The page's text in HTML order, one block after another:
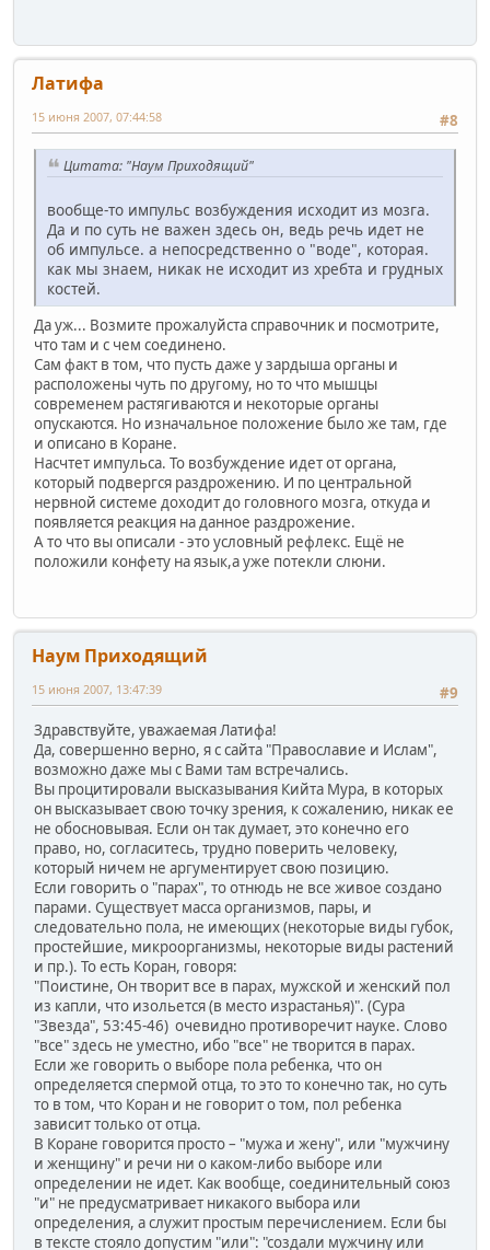
Латифа
#8
15 июня 2007, 07:44:58
Цитата: "Наум Приходящий"
вообще-то импульс возбуждения исходит из мозга.
Да и по суть не важен здесь он, ведь речь идет не
об импульсе. а непосредственно о "воде", которая.
как мы знаем, никак не исходит из хребта и грудных
костей.
Да уж... Возмите прожалуйста справочник и посмотрите,
что там и с чем соединено.
Сам факт в том, что пусть даже у зардыша органы и
расположены чуть по другому, но то что мышцы
современем растягиваются и некоторые органы
опускаются. Но изначальное положение было же там, где
и описано в Коране.
Насчтет импульса. То возбуждение идет от органа,
который подвергся раздрожению. И по центральной
нервной системе доходит до головного мозга, откуда и
появляется реакция на данное раздрожение.
А то что вы описали - это условный рефлекс. Ещё не
положили конфету на язык,а уже потекли слюни.
Наум Приходящий
#9
15 июня 2007, 13:47:39
Здравствуйте, уважаемая Латифа!
Да, совершенно верно, я с сайта "Православие и Ислам",
возможно даже мы с Вами там встречались.
Вы процитировали высказывания Кийта Мура, в которых
он высказывает свою точку зрения, к сожалению, никак ее
не обосновывая. Если он так думает, это конечно его
право, но, согласитесь, трудно поверить человеку,
который ничем не аргументирует свою позицию.
Если говорить о "парах", то отнюдь не все живое создано
парами. Существует масса организмов, пары, и
следовательно пола, не имеющих (некоторые виды губок,
простейшие, микроорганизмы, некоторые виды растений
и пр.). То есть Коран, говоря:
"Поистине, Он творит все в парах, мужской и женский пол
из капли, что изольется (в место израстанья)". (Сура
"Звезда", 53:45-46) очевидно противоречит науке. Слово
"все" здесь не уместно, ибо "все" не творится в парах.
Если же говорить о выборе пола ребенка, что он
определяется спермой отца, то это то конечно так, но суть
то в том, что Коран и не говорит о том, пол ребенка
зависит только от отца.
В Коране говорится просто – "мужа и жену", или "мужчину
и женщину" и речи ни о каком-либо выборе или
определении не идет. Как вообще, соединительный союз
"и" не предусматривает никакого выбора или
определения, а служит простым перечислением. Если бы
в тексте стояло допустим "или": "создали мужчину или